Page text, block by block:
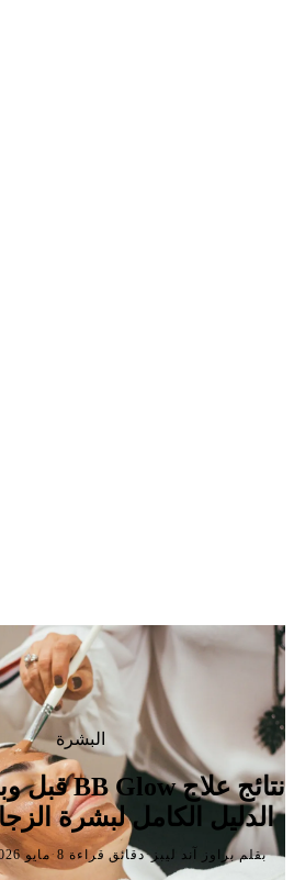
البشرة
نتائج علاج BB Glow قبل وبعد في دبي:
الدليل الكامل لبشرة
18 مايو 2026· 8 دقائق قراءة·بقلم براوز آند ليبز